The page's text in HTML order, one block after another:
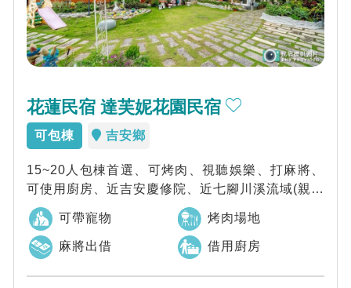
花蓮民宿 達芙妮花園民宿
可包棟 吉安鄉
15~20人包棟首選、可烤肉、視聽娛樂、打麻將、
可使用廚房、近吉安慶修院、近七腳川溪流域(親水
自行車道)～晨起被鳥喚醒，沐浴在陽光...
可帶寵物 烤肉場地
麻將出借 借用廚房